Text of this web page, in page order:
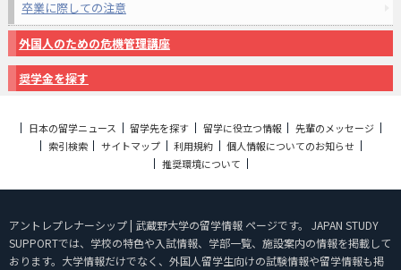
卒業に際しての注意
外国人のための危機管理講座
奨学金を探す
日本の留学ニュース 留学先を探す 留学に役立つ情報
先輩のメッセージ
索引検索
サイトマップ 利用規約
個人情報についてのお知らせ
推奨環境について
アントレプレナーシップ | 武蔵野大学の留学情報 ページです。 JAPAN STUDY
SUPPORTでは、学校の特色や入試情報、学部一覧、施設案内の情報を掲載して
おります。大学情報だけでなく、外国人留学生向けの試験情報や留学情報も掲